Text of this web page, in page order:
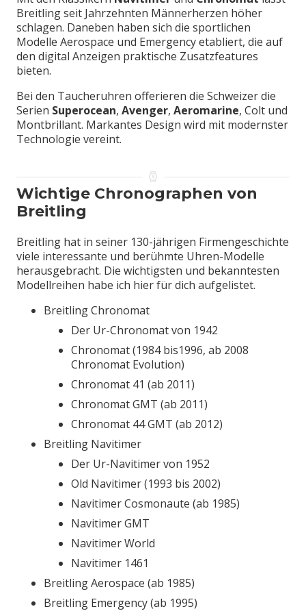
Breitling seit Jahrzehnten Männerherzen höher
schlagen. Daneben haben sich die sportlichen
Modelle Aerospace und Emergency etabliert, die auf
den digital Anzeigen praktische Zusatzfeatures
bieten.
Bei den Taucheruhren offerieren die Schweizer die
Serien Superocean, Avenger, Aeromarine, Colt und
Montbrillant. Markantes Design wird mit modernster
Technologie vereint.
Wichtige Chronographen von
Breitling
Breitling hat in seiner 130-jährigen Firmengeschichte
viele interessante und berühmte Uhren-Modelle
herausgebracht. Die wichtigsten und bekanntesten
Modellreihen habe ich hier für dich aufgelistet.
Breitling Chronomat
Der Ur-Chronomat von 1942
Chronomat (1984 bis1996, ab 2008
Chronomat Evolution)
Chronomat 41 (ab 2011)
Chronomat GMT (ab 2011)
Chronomat 44 GMT (ab 2012)
Breitling Navitimer
Der Ur-Navitimer von 1952
Old Navitimer (1993 bis 2002)
Navitimer Cosmonaute (ab 1985)
Navitimer GMT
Navitimer World
Navitimer 1461
Breitling Aerospace (ab 1985)
Breitling Emergency (ab 1995)